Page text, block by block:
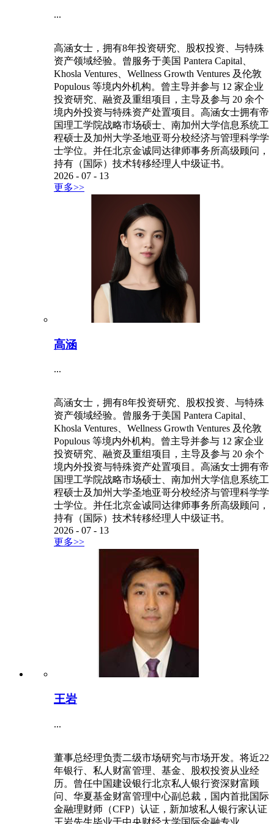
...
高涵女士，拥有8年投资研究、股权投资、与特殊
资产领域经验。曾服务于美国 Pantera Capital、
Khosla Ventures、Wellness Growth Ventures 及伦敦
Populous 等境内外机构。曾主导并参与 12 家企业
投资研究、融资及重组项目，主导及参与 20 余个
境内外投资与特殊资产处置项目。高涵女士拥有帝
国理工学院战略市场硕士、南加州大学信息系统工
程硕士及加州大学圣地亚哥分校经济与管理科学学
士学位。并任北京金诚同达律师事务所高级顾问，
持有（国际）技术转移经理人中级证书。
2026 - 07 - 13
更多>>
高涵
...
高涵女士，拥有8年投资研究、股权投资、与特殊
资产领域经验。曾服务于美国 Pantera Capital、
Khosla Ventures、Wellness Growth Ventures 及伦敦
Populous 等境内外机构。曾主导并参与 12 家企业
投资研究、融资及重组项目，主导及参与 20 余个
境内外投资与特殊资产处置项目。高涵女士拥有帝
国理工学院战略市场硕士、南加州大学信息系统工
程硕士及加州大学圣地亚哥分校经济与管理科学学
士学位。并任北京金诚同达律师事务所高级顾问，
持有（国际）技术转移经理人中级证书。
2026 - 07 - 13
更多>>
王岩
...
董事总经理负责二级市场研究与市场开发。将近22
年银行、私人财富管理、基金、股权投资从业经
历。曾任中国建设银行北京私人银行资深财富顾
问、华夏基金财富管理中心副总裁，国内首批国际
金融理财师（CFP）认证，新加坡私人银行家认证
王岩先生毕业于中央财经大学国际金融专业